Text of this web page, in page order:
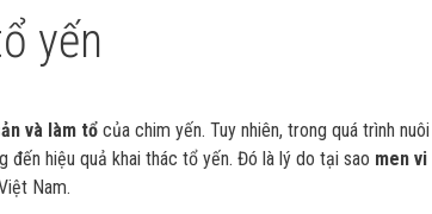
yến
và làm tổ của chim yến. Tuy nhiên, trong quá trình
đến hiệu quả khai thác tổ yến. Đó là lý do tại sao men
Nam.